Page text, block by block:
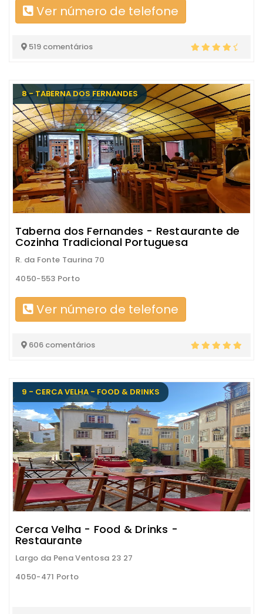
Ver número de telefone
519 comentários
8 - TABERNA DOS FERNANDES
Taberna dos Fernandes - Restaurante de
Cozinha Tradicional Portuguesa
R. da Fonte Taurina 70
4050-553 Porto
Ver número de telefone
606 comentários
9 - CERCA VELHA - FOOD & DRINKS
Cerca Velha - Food & Drinks -
Restaurante
Largo da Pena Ventosa 23 27
4050-471 Porto